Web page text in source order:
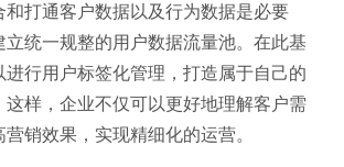
和打通客户数据以及行为数据是必要
立统一规整的用户数据流量池。在此基
进行用户标签化管理，打造属于自己的
这样，企业不仅可以更好地理解客户需
销效果，实现精细化的运营。